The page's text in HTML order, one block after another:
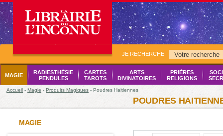
JE RECHERCHE
MAGIE
RADIESTHÉSIE
PENDULES
CARTES
TAROTS
ARTS
DIVINATOIRES
PRIÈRES
RELIGIONS
Accueil - Magie - Produits Magiques - Poudres Haitiennes
POUDRES
MAGIE